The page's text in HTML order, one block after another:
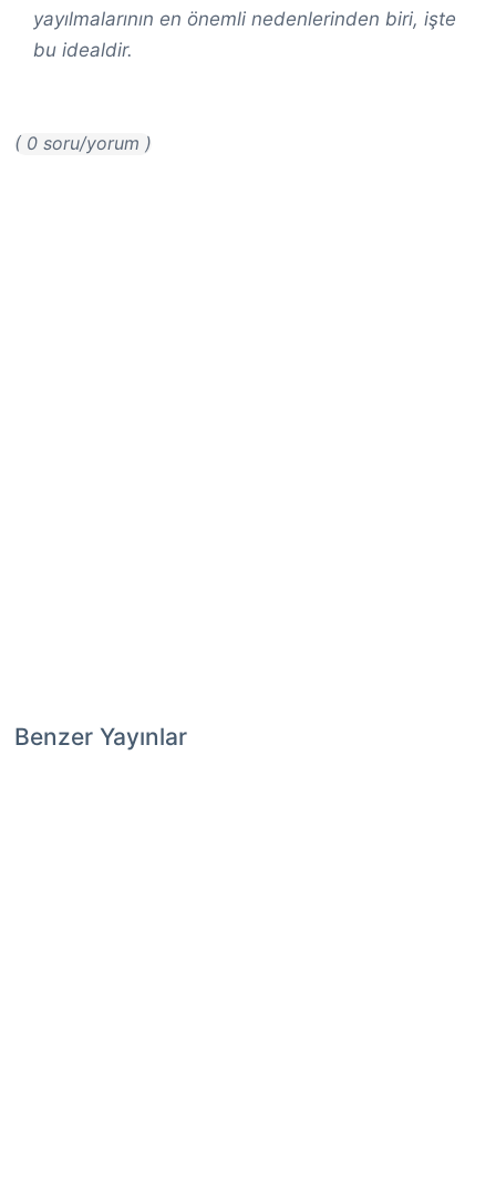
yayılmalarının en önemli nedenlerinden biri, işte
bu idealdir.
( 0 soru/yorum )
Benzer Yayınlar